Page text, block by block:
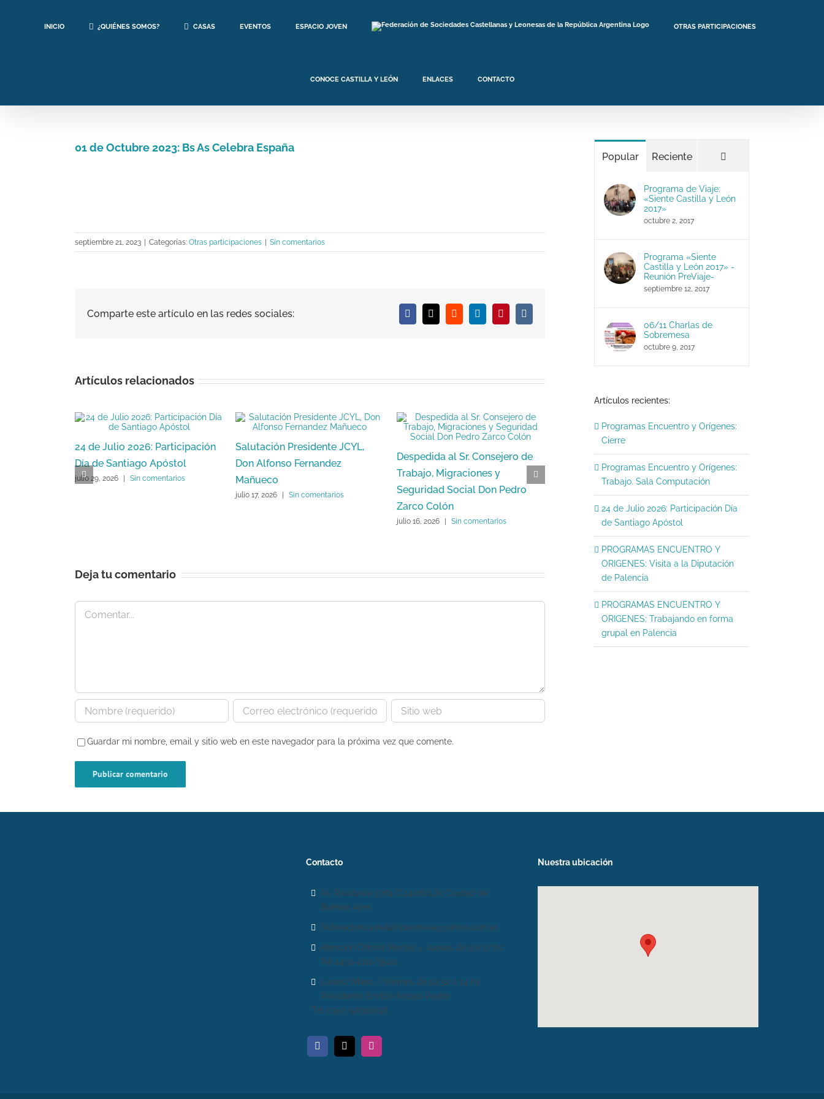
INICIO ¿QUIÉNES SOMOS? CASAS EVENTOS ESPACIO JOVEN OTRAS PARTICIPACIONES
CONOCE CASTILLA Y LEÓN ENLACES CONTACTO
01 de Octubre 2023: Bs As Celebra España
septiembre 21, 2023 Categorías: Otras participaciones Sin comentarios
Comparte este artículo en las redes sociales: Facebook
X RedditLinkedInPinterestVk
Artículos relacionados
24 de Julio 2026: Participación
Día de Santiago Apóstol
julio 29, 2026 Sin comentarios
Salutación Presidente JCYL,
Don Alfonso Fernandez
Mañueco
julio 17, 2026 Sin comentarios
Despedida al Sr. Consejero de
Trabajo, Migraciones y
Seguridad Social Don Pedro
Zarco Colón
julio 16, 2026 Sin comentarios
1er. Encuentro Nacional de la
Hispanidad
| Sin comentarios
España Exterior: Ruth
Deja tu comentario
Guardar mi nombre, email y sitio web en este navegador para la próxima vez que comente.
Popular Reciente
Programa de Viaje:
«Siente Castilla y León
2017»
octubre 2, 2017
Programa «Siente
Castilla y León 2017» -
Reunión PreViaje-
septiembre 12, 2017
06/11 Charlas de
Sobremesa
octubre 9, 2017
Artículos recientes:
Programas Encuentro y Orígenes:
Cierre
Programas Encuentro y Orígenes:
Trabajo. Sala Computación
24 de Julio 2026: Participación Día
de Santiago Apóstol
PROGRAMAS ENCUENTRO Y
ORIGENES: Visita a la Diputación
de Palencia
PROGRAMAS ENCUENTRO Y
ORIGENES: Trabajando en forma
grupal en Palencia
Contacto
Av. Rivadavia 5764 (C1406GLN) Ciudad de
Buenos Aires.
federacioncastellanoleonesa@yahoo.com.ar
Atención Oficina Martes y Jueves de 9 a 17 hs.
Tel 4431-4121/3540.
Lunes/ Mierc / Viernes de 10.30 a 14 hs.
Presidente Emilce Arroyo Pastor:
Tel 0342 156310138.
Nuestra ubicación